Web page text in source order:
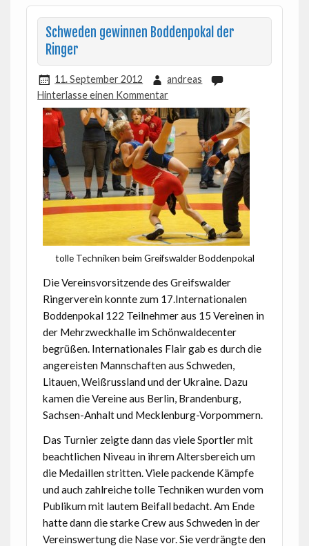
Schweden gewinnen Boddenpokal der
Ringer
11. September 2012
andreas
Hinterlasse einen Kommentar
tolle Techniken beim Greifswalder Boddenpokal
Die Vereinsvorsitzende des Greifswalder
Ringerverein konnte zum 17.Internationalen
Boddenpokal 122 Teilnehmer aus 15 Vereinen in
der Mehrzweckhalle im Schönwaldecenter
begrüßen. Internationales Flair gab es durch die
angereisten Mannschaften aus Schweden,
Litauen, Weißrussland und der Ukraine. Dazu
kamen die Vereine aus Berlin, Brandenburg,
Sachsen-Anhalt und Mecklenburg-Vorpommern.
Das Turnier zeigte dann das viele Sportler mit
beachtlichen Niveau in ihrem Altersbereich um
die Medaillen stritten. Viele packende Kämpfe
und auch zahlreiche tolle Techniken wurden vom
Publikum mit lautem Beifall bedacht. Am Ende
hatte dann die starke Crew aus Schweden in der
Vereinswertung die Nase vor. Sie verdrängte den